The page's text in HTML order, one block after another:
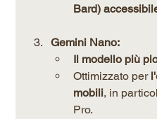
Bard)
Gemini Nano:
Il modello più
Ottimizzato per
mobili, in
Pro.